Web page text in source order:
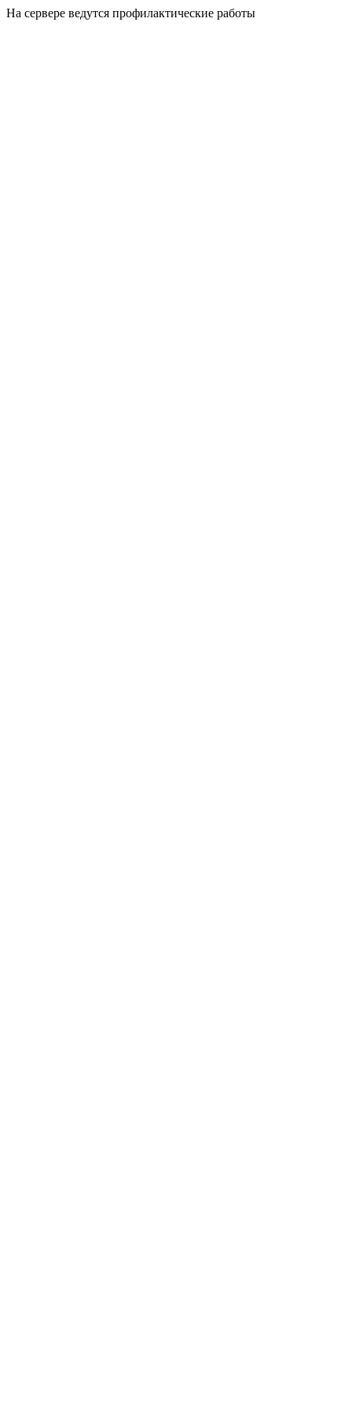
На сервере ведутся профилактические работы